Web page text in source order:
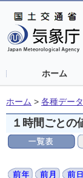
ホーム
ホーム > 各種デー
１時間ごとの